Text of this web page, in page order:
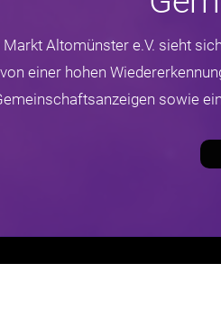
Markt Altomünster e.V. sieht
einer hohen
sowie